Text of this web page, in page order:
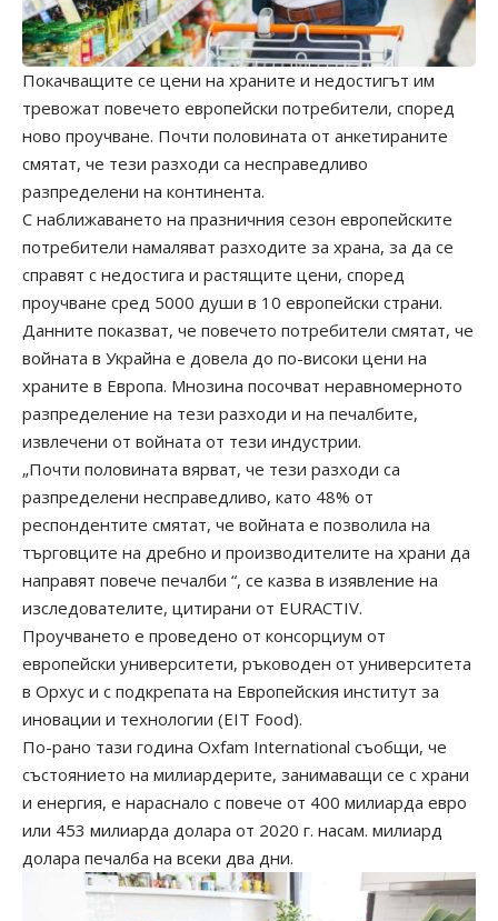
Покачващите се цени на храните и недостигът им
тревожат повечето европейски потребители, според
ново проучване. Почти половината от анкетираните
смятат, че тези разходи са несправедливо
разпределени на континента.
С наближаването на празничния сезон европейските
потребители намаляват разходите за храна, за да се
справят с недостига и растящите цени, според
проучване сред 5000 души в 10 европейски страни.
Данните показват, че повечето потребители смятат, че
войната в Украйна е довела до по-високи цени на
храните в Европа. Мнозина посочват неравномерното
разпределение на тези разходи и на печалбите,
извлечени от войната от тези индустрии.
„Почти половината вярват, че тези разходи са
разпределени несправедливо, като 48% от
респондентите смятат, че войната е позволила на
търговците на дребно и производителите на храни да
направят повече печалби “, се казва в изявление на
изследователите, цитирани от EURACTIV.
Проучването е проведено от консорциум от
европейски университети, ръководен от университета
в Орхус и с подкрепата на Европейския институт за
иновации и технологии (EIT Food).
По-рано тази година Oxfam International съобщи, че
състоянието на милиардерите, занимаващи се с храни
и енергия, е нараснало с повече от 400 милиарда евро
или 453 милиарда долара от 2020 г. насам. милиард
долара печалба на всеки два дни.